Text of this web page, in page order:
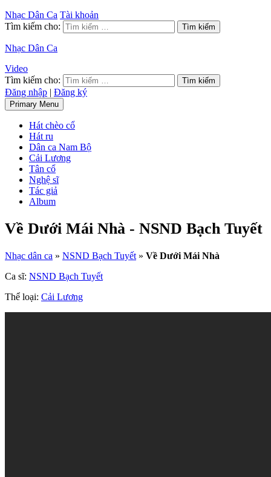
Nhạc Dân Ca Tài khoản
Tìm kiếm cho:
Nhạc Dân Ca
Video
Tìm kiếm cho:
Đăng nhập | Đăng ký
Primary Menu
Hát chèo cổ
Hát ru
Dân ca Nam Bộ
Cải Lương
Tân cổ
Nghệ sĩ
Tác giả
Album
Về Dưới Mái Nhà - NSND Bạch Tuyết
Nhạc dân ca » NSND Bạch Tuyết» Về Dưới Mái Nhà
Ca sĩ: NSND Bạch Tuyết
Thể loại: Cải Lương